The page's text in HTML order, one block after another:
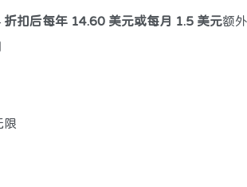
折扣后每年 14.60 美元或每月 1.5 美元额
限